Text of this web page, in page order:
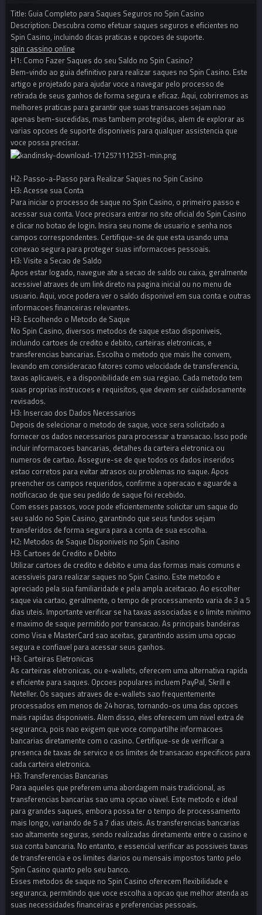
Title: Guia Completo para Saques Seguros no Spin Casino
Description: Descubra como efetuar saques seguros e eficientes no
Spin Casino, incluindo dicas praticas e opcoes de suporte.
spin cassino online
H1: Como Fazer Saques do seu Saldo no Spin Casino?
Bem-vindo ao guia definitivo para realizar saques no Spin Casino. Este
artigo e projetado para ajudar voce a navegar pelo processo de
retirada de seus ganhos de forma segura e eficaz. Aqui, cobriremos as
melhores praticas para garantir que suas transacoes sejam nao
apenas bem-sucedidas, mas tambem protegidas, alem de explorar as
varias opcoes de suporte disponiveis para qualquer assistencia que
voce possa precisar.
H2: Passo-a-Passo para Realizar Saques no Spin Casino
H3: Acesse sua Conta
Para iniciar o processo de saque no Spin Casino, o primeiro passo e
acessar sua conta. Voce precisara entrar no site oficial do Spin Casino
e clicar no botao de login. Insira seu nome de usuario e senha nos
campos correspondentes. Certifique-se de que esta usando uma
conexao segura para proteger suas informacoes pessoais.
H3: Visite a Secao de Saldo
Apos estar logado, navegue ate a secao de saldo ou caixa, geralmente
acessivel atraves de um link direto na pagina inicial ou no menu de
usuario. Aqui, voce podera ver o saldo disponivel em sua conta e outras
informacoes financeiras relevantes.
H3: Escolhendo o Metodo de Saque
No Spin Casino, diversos metodos de saque estao disponiveis,
incluindo cartoes de credito e debito, carteiras eletronicas, e
transferencias bancarias. Escolha o metodo que mais lhe convem,
levando em consideracao fatores como velocidade de transferencia,
taxas aplicaveis, e a disponibilidade em sua regiao. Cada metodo tem
suas proprias instrucoes e requisitos, que devem ser cuidadosamente
revisados.
H3: Insercao dos Dados Necessarios
Depois de selecionar o metodo de saque, voce sera solicitado a
fornecer os dados necessarios para processar a transacao. Isso pode
incluir informacoes bancarias, detalhes da carteira eletronica ou
numeros de cartao. Assegure-se de que todos os dados inseridos
estao corretos para evitar atrasos ou problemas no saque. Apos
preencher os campos requeridos, confirme a operacao e aguarde a
notificacao de que seu pedido de saque foi recebido.
Com esses passos, voce pode eficientemente solicitar um saque do
seu saldo no Spin Casino, garantindo que seus fundos sejam
transferidos de forma segura para a conta de sua escolha.
H2: Metodos de Saque Disponiveis no Spin Casino
H3: Cartoes de Credito e Debito
Utilizar cartoes de credito e debito e uma das formas mais comuns e
acessiveis para realizar saques no Spin Casino. Este metodo e
apreciado pela sua familiaridade e pela ampla aceitacao. Ao escolher
saque via cartao, geralmente, o tempo de processamento varia de 3 a 5
dias uteis. Importante verificar se ha taxas associadas e o limite minimo
e maximo de saque permitido por transacao. As principais bandeiras
como Visa e MasterCard sao aceitas, garantindo assim uma opcao
segura e confiavel para acessar seus ganhos.
H3: Carteiras Eletronicas
As carteiras eletronicas, ou e-wallets, oferecem uma alternativa rapida
e eficiente para saques. Opcoes populares incluem PayPal, Skrill e
Neteller. Os saques atraves de e-wallets sao frequentemente
processados em menos de 24 horas, tornando-os uma das opcoes
mais rapidas disponiveis. Alem disso, eles oferecem um nivel extra de
seguranca, pois nao exigem que voce compartilhe informacoes
bancarias diretamente com o casino. Certifique-se de verificar a
presenca de taxas de servico e os limites de transacao especificos para
cada carteira eletronica.
H3: Transferencias Bancarias
Para aqueles que preferem uma abordagem mais tradicional, as
transferencias bancarias sao uma opcao viavel. Este metodo e ideal
para grandes saques, embora possa ter o tempo de processamento
mais longo, variando de 5 a 7 dias uteis. As transferencias bancarias
sao altamente seguras, sendo realizadas diretamente entre o casino e
sua conta bancaria. No entanto, e essencial verificar as possiveis taxas
de transferencia e os limites diarios ou mensais impostos tanto pelo
Spin Casino quanto pelo seu banco.
Esses metodos de saque no Spin Casino oferecem flexibilidade e
seguranca, permitindo que voce escolha a opcao que melhor atenda as
suas necessidades financeiras e preferencias pessoais.